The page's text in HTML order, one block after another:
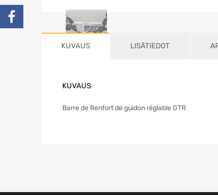
KUVAUS LISÄTIEDOT
KUVAUS
Barre de Renfort de guidon réglable GTR